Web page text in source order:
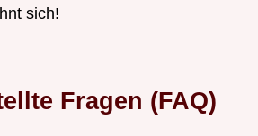
sich!
Fragen (FAQ)